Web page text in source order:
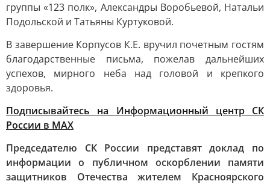
группы «123 полк», Александры Воробьевой, Натальи
Подольской и Татьяны Куртуковой.
В завершение Корпусов К.Е. вручил почетным гостям
благодарственные письма, пожелав дальнейших
успехов, мирного неба над головой и крепкого
здоровья.
Подписывайтесь на Информационный центр СК
России в MAХ
Председателю СК России представят доклад по
информации о публичном оскорблении памяти
защитников Отечества жителем Красноярского